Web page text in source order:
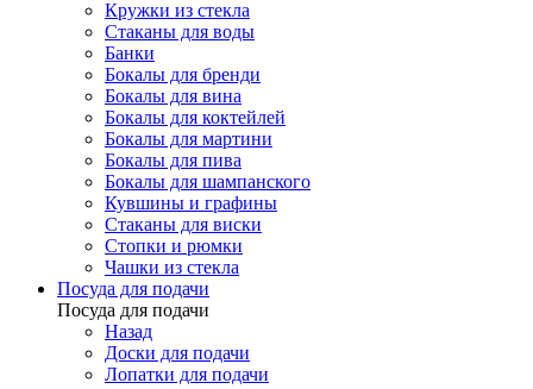
Кружки из стекла
Стаканы для воды
Банки
Бокалы для бренди
Бокалы для вина
Бокалы для коктейлей
Бокалы для мартини
Бокалы для пива
Бокалы для шампанского
Кувшины и графины
Стаканы для виски
Стопки и рюмки
Чашки из стекла
Посуда для подачи
Посуда для подачи
Назад
Доски для подачи
Лопатки для подачи